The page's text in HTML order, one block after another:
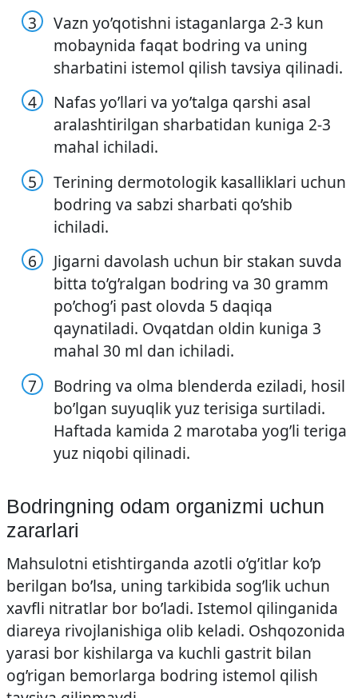
Vazn yo’qotishni istaganlarga 2-3 kun
mobaynida faqat bodring va uning
sharbatini istemol qilish tavsiya qilinadi.
Nafas yo’llari va yo’talga qarshi asal
aralashtirilgan sharbatidan kuniga 2-3
mahal ichiladi.
Terining dermotologik kasalliklari uchun
bodring va sabzi sharbati qo’shib
ichiladi.
Jigarni davolash uchun bir stakan suvda
bitta to’g’ralgan bodring va 30 gramm
po’chog’i past olovda 5 daqiqa
qaynatiladi. Ovqatdan oldin kuniga 3
mahal 30 ml dan ichiladi.
Bodring va olma blenderda eziladi, hosil
bo’lgan suyuqlik yuz terisiga surtiladi.
Haftada kamida 2 marotaba yog’li teriga
yuz niqobi qilinadi.
Bodringning odam organizmi uchun
zararlari
Mahsulotni etishtirganda azotli o’g’itlar ko’p
berilgan bo’lsa, uning tarkibida sog’lik uchun
xavfli nitratlar bor bo’ladi. Istemol qilinganida
diareya rivojlanishiga olib keladi. Oshqozonida
yarasi bor kishilarga va kuchli gastrit bilan
og’rigan bemorlarga bodring istemol qilish